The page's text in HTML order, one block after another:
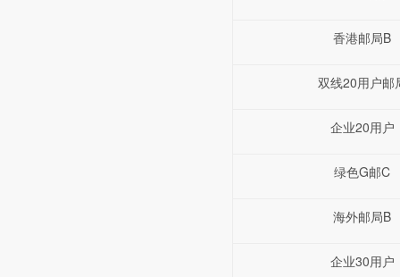
香港邮局B
双线20用户邮
企业20用户
绿色G邮C
海外邮局B
企业30用户